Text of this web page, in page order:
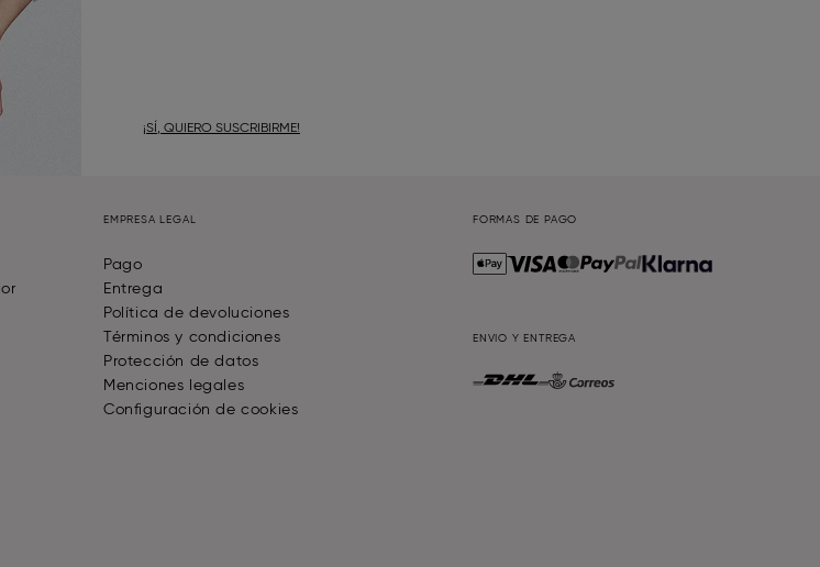
¡SÍ, QUIERO SUSCRIBIRME!
EMPRESA LEGAL
Pago
Entrega
Política de devoluciones
Términos y condiciones
Protección de datos
Menciones legales
Configuración de cookies
FORMAS DE PAGO
ENVIO Y ENTREGA